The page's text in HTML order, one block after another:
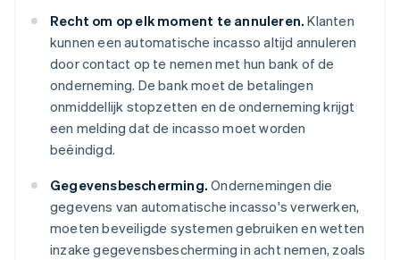
Recht om op elk moment te annuleren. Klanten
kunnen een automatische incasso altijd annuleren
door contact op te nemen met hun bank of de
onderneming. De bank moet de betalingen
onmiddellijk stopzetten en de onderneming krijgt
een melding dat de incasso moet worden
beëindigd.
Gegevensbescherming. Ondernemingen die
gegevens van automatische incasso's verwerken,
moeten beveiligde systemen gebruiken en wetten
inzake gegevensbescherming in acht nemen, zoals